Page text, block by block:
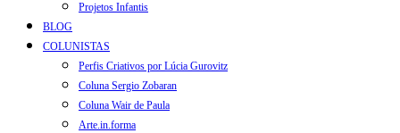
Projetos Infantis
BLOG
COLUNISTAS
Perfis Criativos por Lúcia Gurovitz
Coluna Sergio Zobaran
Coluna Wair de Paula
Arte.in.forma